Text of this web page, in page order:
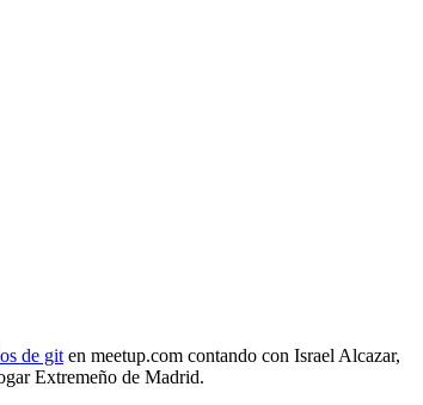
de git en meetup.com contando con Israel Alcazar,
Extremeño de Madrid.